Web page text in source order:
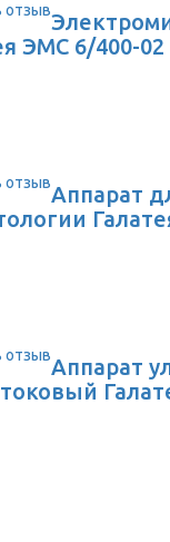
отзыв
ЭМС 6/400-02
отзывАппарат
отзывАппарат